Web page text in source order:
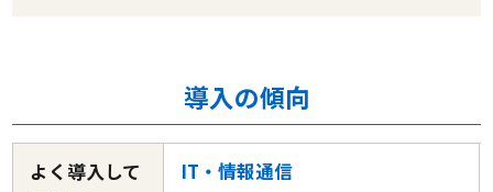
導入の傾向
よく導入して
IT・情報通信